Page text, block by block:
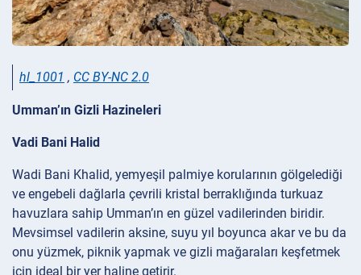
hl_1001 , CC BY-NC 2.0
Umman’ın Gizli Hazineleri
Vadi Bani Halid
Wadi Bani Khalid, yemyeşil palmiye korularının gölgelediği
ve engebeli dağlarla çevrili kristal berraklığında turkuaz
havuzlara sahip Umman’ın en güzel vadilerinden biridir.
Mevsimsel vadilerin aksine, suyu yıl boyunca akar ve bu da
onu yüzmek, piknik yapmak ve gizli mağaraları keşfetmek
için ideal bir yer haline getirir.